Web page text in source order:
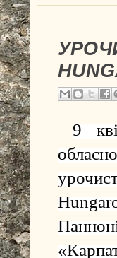
9